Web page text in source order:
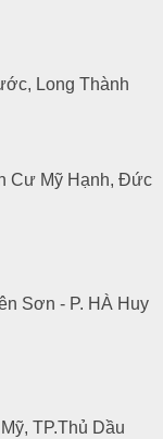
Long Thành
Cư Mỹ Hạnh, Đức
Sơn - P. HÀ Huy
TP.Thủ Dầu